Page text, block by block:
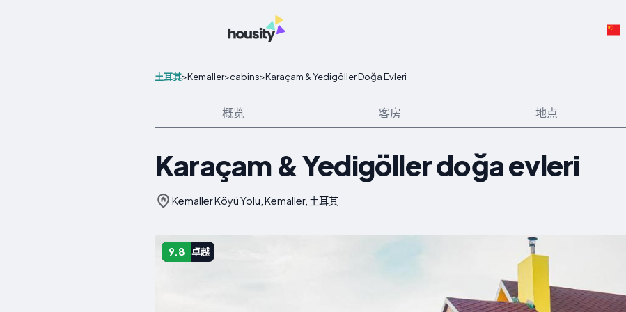
土耳其>Kemaller>cabins>Karaçam & Yedigöller Doğa Evleri
概览 客房 地点
Karaçam & Yedigöller doğa evleri
Kemaller Köyü Yolu, Kemaller, 土耳其
9.8 卓越